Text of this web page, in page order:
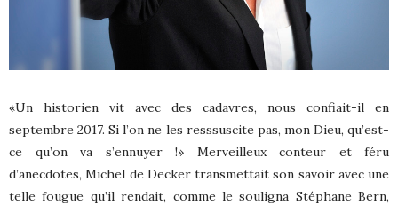
«Un historien vit avec des cadavres, nous confiait-il en
septembre 2017. Si l’on ne les resssuscite pas, mon Dieu, qu’est-
ce qu’on va s’ennuyer !» Merveilleux conteur et féru
d’anecdotes, Michel de Decker transmettait son savoir avec une
telle fougue qu’il rendait, comme le souligna Stéphane Bern,